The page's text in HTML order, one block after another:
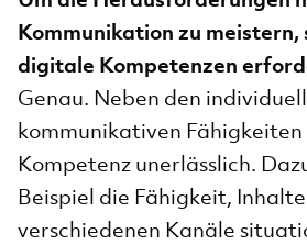
Kommunikation zu meistern,
digitale Kompetenzen
Genau. Neben den
kommunikativen
Kompetenz unerlässlich.
Beispiel die Fähigkeit,
verschiedenen Kanäle